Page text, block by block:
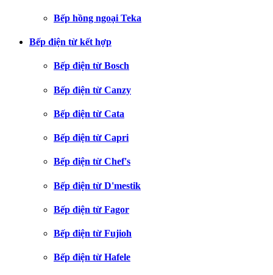
Bếp hồng ngoại Teka
Bếp điện từ kết hợp
Bếp điện từ Bosch
Bếp điện từ Canzy
Bếp điện từ Cata
Bếp điện từ Capri
Bếp điện từ Chef's
Bếp điện từ D'mestik
Bếp điện từ Fagor
Bếp điện từ Fujioh
Bếp điện từ Hafele